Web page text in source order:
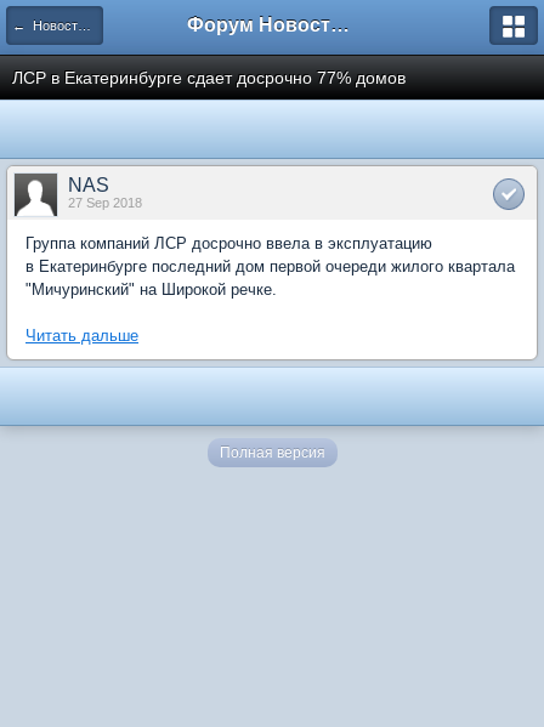
← Новости рынка недвижимости Форум Новостройки
ЛСР в Екатеринбурге сдает досрочно 77% домов
NAS
27 Sep 2018
Группа компаний ЛСР досрочно ввела в эксплуатацию
в Екатеринбурге последний дом первой очереди жилого квартала
"Мичуринский" на Широкой речке.
Читать дальше
Полная версия